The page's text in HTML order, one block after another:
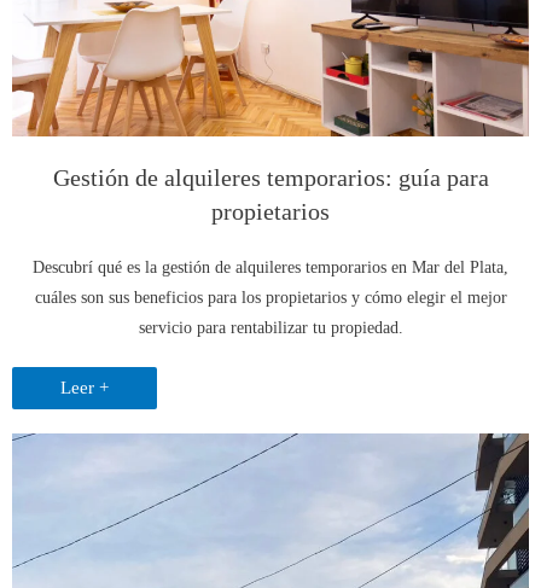
Gestión de alquileres temporarios: guía para
propietarios
Descubrí qué es la gestión de alquileres temporarios en Mar del Plata,
cuáles son sus beneficios para los propietarios y cómo elegir el mejor
servicio para rentabilizar tu propiedad.
Leer +